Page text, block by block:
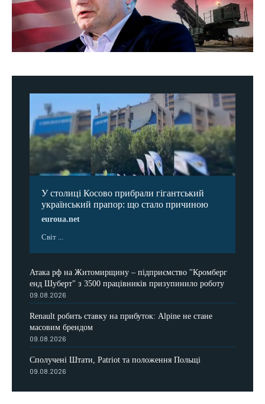
У столиці Косово прибрали гігантський
український прапор: що стало причиною
euroua.net
Світ ...
Атака рф на Житомирщину – підприємство "Кромберг
енд Шуберт" з 3500 працівників призупинило роботу
09.08.2026
Renault робить ставку на прибуток: Alpine не стане
масовим брендом
09.08.2026
Сполучені Штати, Patriot та положення Польщі
09.08.2026